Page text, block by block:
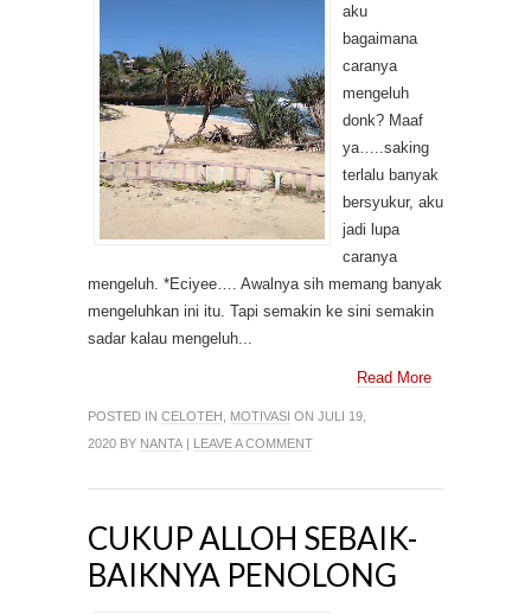
aku
bagaimana
caranya
mengeluh
donk? Maaf
ya…..saking
terlalu banyak
bersyukur, aku
jadi lupa
caranya
mengeluh. *Eciyee…. Awalnya sih memang banyak
mengeluhkan ini itu. Tapi semakin ke sini semakin
sadar kalau mengeluh...
Read More
POSTED IN CELOTEH MOTIVASI ON JULI 19,
2020 BY NANTA | LEAVE A COMMENT
CUKUP ALLOH SEBAIK-
BAIKNYA PENOLONG